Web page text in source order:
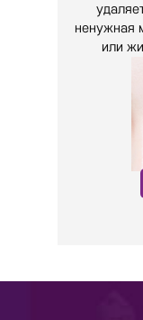
ненужная
или